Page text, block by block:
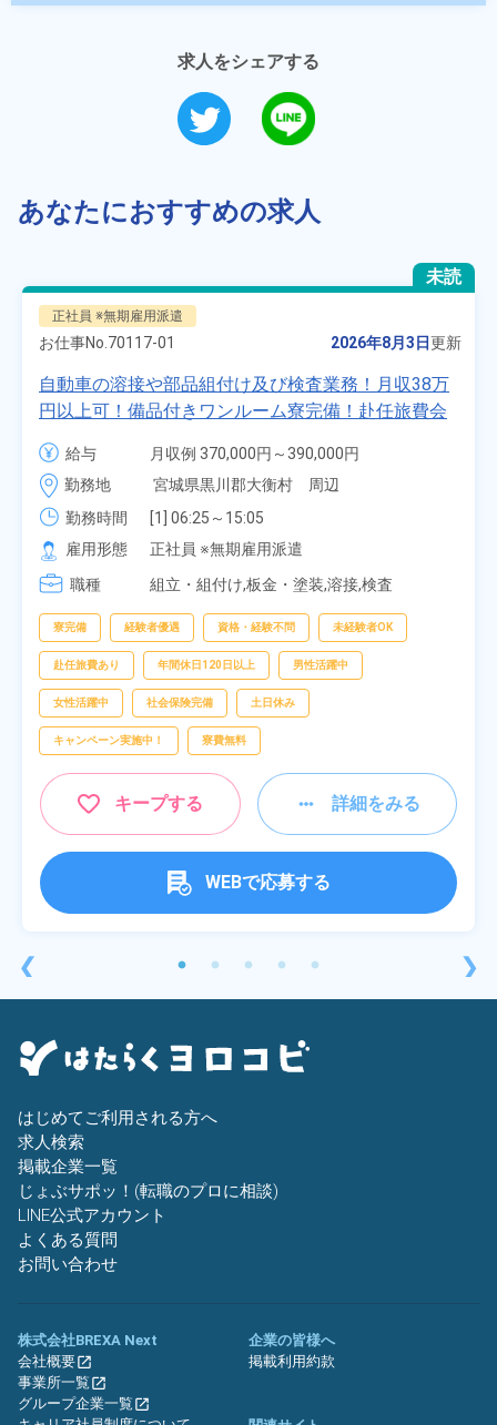
求人をシェアする
あなたにおすすめの求人
❮
未読
正社員 ※無期雇用派遣
お仕事No. 70117-01 2026年8月3日更新
自動車の溶接や部品組付け及び検査業務！月収38万
円以上可！備品付きワンルーム寮完備！赴任旅費会
社負担★人気の土日休み！昇給＆業績賞与あり！
車・バイク通勤可！無料駐車場あり！カップルでの
応募OK★《宮城県大衡村》
給与
月収例 370,000円～390,000円
時給 1,700円～1,700円
勤務地
宮城県黒川郡大衡村　周辺
勤務時間
[1] 06:25～15:05
[2] 16:00～00:40
[3] 16:30～01:10
[4] 08:00～16:40
雇用形態
正社員 ※無期雇用派遣
職種
組立・組付け,板金・塗装,溶接,検査
寮完備 経験者優遇 資格・経験不問 未経験者OK
赴任旅費あり 年間休日120日以上 男性活躍中
女性活躍中 社会保険完備 土日休み
キャンペーン実施中！ 寮費無料
キープする 詳細をみる
WEBで応募する
❯
はじめてご利用される方へ
求人検索
掲載企業一覧
じょぶサポッ！(転職のプロに相談)
LINE公式アカウント
よくある質問
お問い合わせ
株式会社BREXA Next
会社概要
事業所一覧
グループ企業一覧
企業の皆様へ
掲載利用約款